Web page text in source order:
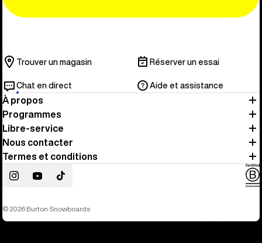
Trouver un magasin Réserver un essai
Chat en direct Aide et assistance
À propos
Programmes
Libre-service
Nous contacter
Termes et conditions
InstagramYouTubeTikTok
© 2026 Burton Snowboards